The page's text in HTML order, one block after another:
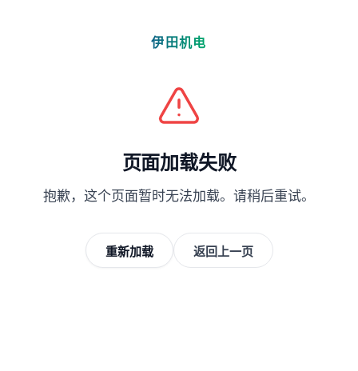
伊田机电
页面加载失败
抱歉，这个页面暂时无法加载。请稍后重试。
重新加载 返回上一页